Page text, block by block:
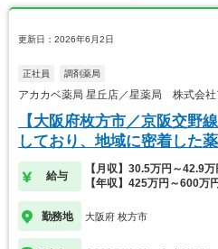
更新日：2026年6月2日
正社員 調剤薬局
アカカベ薬局 星丘店／星薬局 株式会社
【大阪府枚方市／京阪交
しており、地域に密着した
す。
給与
【月収】30.5万円～42.9万
【年収】425万円～600万円
勤務地 大阪府 枚方市